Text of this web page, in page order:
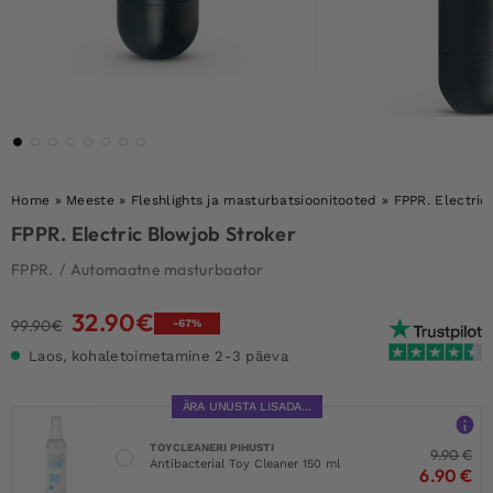
Home » Meeste » Fleshlights ja masturbatsioonitooted » FPPR.
FPPR. Electric Blowjob Stroker
FPPR. / Automaatne masturbaator
99.90€ Algne
32.90€Current
32.90€.
-67%
Laos, kohaletoimetamine 2-3 päeva
ÄRA UNUSTA LISADA...
TOYCLEANERI PIHUSTI
Antibacterial Toy Cleaner 150 ml
9.90€
6.90 €